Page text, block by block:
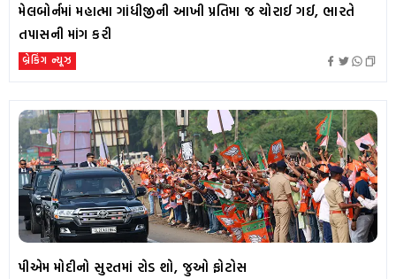
મેલબોર્નમાં મહાત્મા ગાંધીજીની આખી પ્રતિમા જ ચોરાઈ ગઈ, ભારતે
તપાસની માંગ કરી
બ્રેકિંગ ન્યૂઝ
પીએમ મોદીનો સુરતમાં રોડ શો, જુઓ ફોટોસ